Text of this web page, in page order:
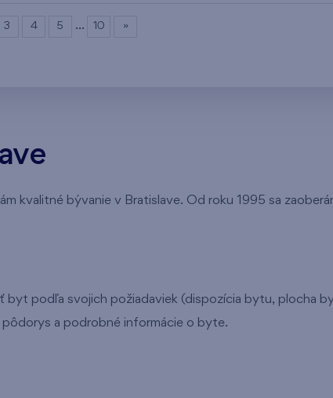
3 4 5 … 10 »
kvalitné bývanie v Bratislave. Od roku 1995 sa
byt podľa svojich požiadaviek (dispozícia bytu, plocha
pôdorys a podrobné informácie o byte.